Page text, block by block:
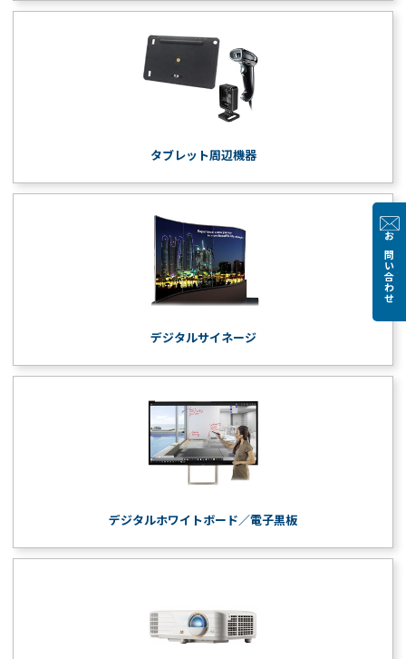
お問い合わせ
タブレット周辺機器
デジタルサイネージ
デジタルホワイトボード／電子黒板